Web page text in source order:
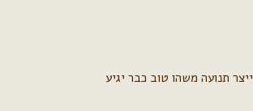
תנועה משהו טוב כבר יגיע